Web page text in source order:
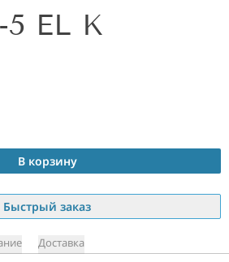
EL K
В корзину
Быстрый заказ
Доставка